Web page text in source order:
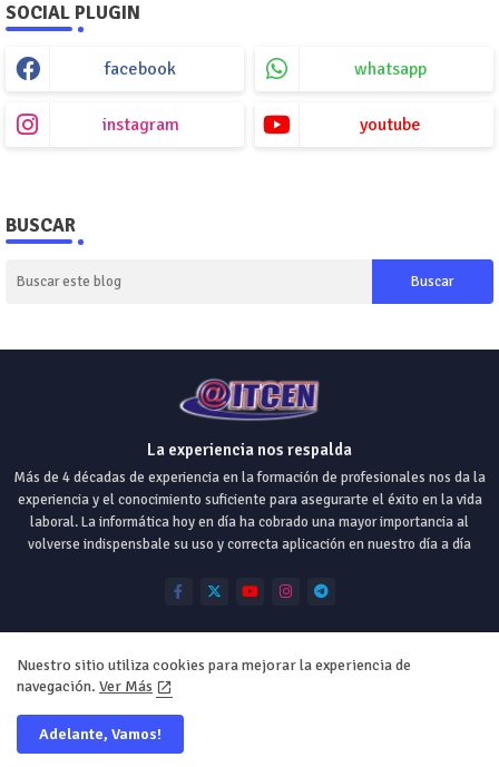
SOCIAL PLUGIN
facebook whatsapp
instagram youtube
BUSCAR
La experiencia nos respalda
Más de 4 décadas de experiencia en la formación de profesionales nos da la
experiencia y el conocimiento suficiente para asegurarte el éxito en la vida
laboral. La informática hoy en día ha cobrado una mayor importancia al
volverse indispensbale su uso y correcta aplicación en nuestro día a día
2024 - Todos los Derechos Reservados ITCEN Computación©
Home Origen
Nuestro sitio utiliza cookies para mejorar la experiencia de
navegación. Ver Más
Adelante, Vamos!